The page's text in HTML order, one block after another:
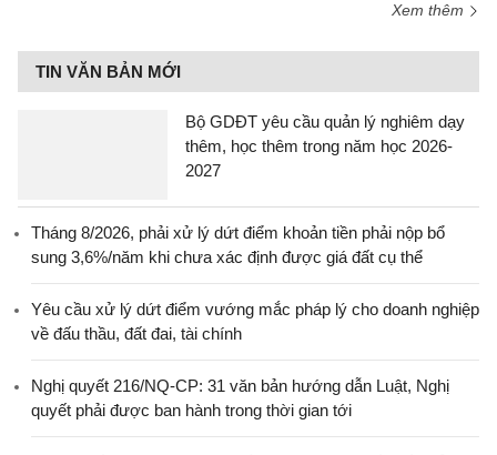
Xem thêm
TIN VĂN BẢN MỚI
Bộ GDĐT yêu cầu quản lý nghiêm dạy
thêm, học thêm trong năm học 2026-
2027
Tháng 8/2026, phải xử lý dứt điểm khoản tiền phải nộp bổ
sung 3,6%/năm khi chưa xác định được giá đất cụ thể
Yêu cầu xử lý dứt điểm vướng mắc pháp lý cho doanh nghiệp
về đấu thầu, đất đai, tài chính
Nghị quyết 216/NQ-CP: 31 văn bản hướng dẫn Luật, Nghị
quyết phải được ban hành trong thời gian tới